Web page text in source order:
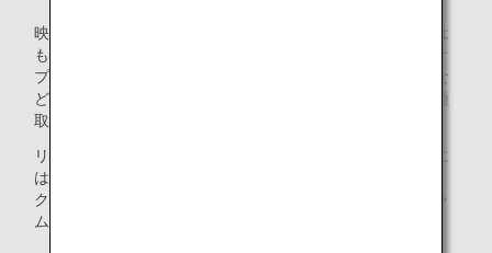
映画プログラムは、話題のハリウッド映画や邦画の最新作は
もちろん、日本での公開がない外国映画もセレクト。ビデオ
プログラムは、ANAオリジナル番組やスポーツ・音楽番組な
ども加えた充実のラインナップ。キッズ向け作品なども各種
取り揃えております。
リラックスしてオーディオプログラムを楽しみたいお客様に
は、最新曲から懐かしのヒット曲、寄席、オーディオブッ
ク、コラボレーション番組など、幅広いジャンルのプログラ
ムを紹介。